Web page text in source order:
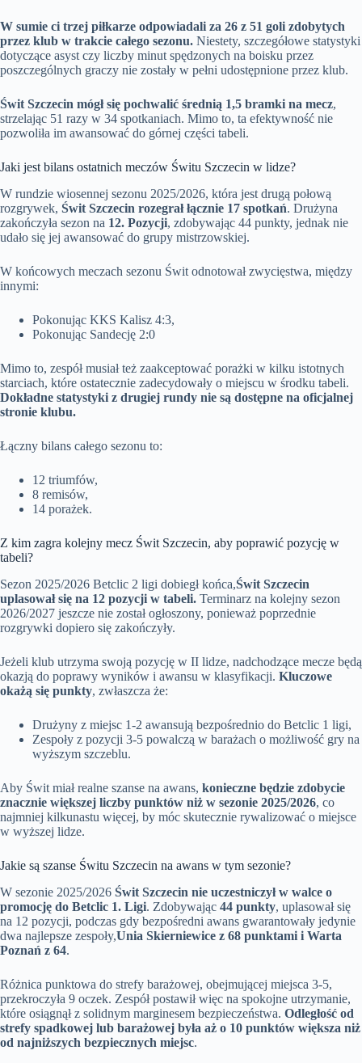
W sumie ci trzej piłkarze odpowiadali za 26 z 51 goli zdobytych
przez klub w trakcie całego sezonu. Niestety, szczegółowe statystyki
dotyczące asyst czy liczby minut spędzonych na boisku przez
poszczególnych graczy nie zostały w pełni udostępnione przez klub.
Świt Szczecin mógł się pochwalić średnią 1,5 bramki na mecz,
strzelając 51 razy w 34 spotkaniach. Mimo to, ta efektywność nie
pozwoliła im awansować do górnej części tabeli.
Jaki jest bilans ostatnich meczów Świtu Szczecin w lidze?
W rundzie wiosennej sezonu 2025/2026, która jest drugą połową
rozgrywek, Świt Szczecin rozegrał łącznie 17 spotkań. Drużyna
zakończyła sezon na 12. Pozycji, zdobywając 44 punkty, jednak nie
udało się jej awansować do grupy mistrzowskiej.
W końcowych meczach sezonu Świt odnotował zwycięstwa, między
innymi:
Pokonując KKS Kalisz 4:3,
Pokonując Sandecję 2:0
Mimo to, zespół musiał też zaakceptować porażki w kilku istotnych
starciach, które ostatecznie zadecydowały o miejscu w środku tabeli.
Dokładne statystyki z drugiej rundy nie są dostępne na oficjalnej
stronie klubu.
Łączny bilans całego sezonu to:
12 triumfów,
8 remisów,
14 porażek.
Z kim zagra kolejny mecz Świt Szczecin, aby poprawić pozycję w
tabeli?
Sezon 2025/2026 Betclic 2 ligi dobiegł końca,Świt Szczecin
uplasował się na 12 pozycji w tabeli. Terminarz na kolejny sezon
2026/2027 jeszcze nie został ogłoszony, ponieważ poprzednie
rozgrywki dopiero się zakończyły.
Jeżeli klub utrzyma swoją pozycję w II lidze, nadchodzące mecze będą
okazją do poprawy wyników i awansu w klasyfikacji. Kluczowe
okażą się punkty, zwłaszcza że:
Drużyny z miejsc 1-2 awansują bezpośrednio do Betclic 1 ligi,
Zespoły z pozycji 3-5 powalczą w barażach o możliwość gry na
wyższym szczeblu.
Aby Świt miał realne szanse na awans, konieczne będzie zdobycie
znacznie większej liczby punktów niż w sezonie 2025/2026, co
najmniej kilkunastu więcej, by móc skutecznie rywalizować o miejsce
w wyższej lidze.
Jakie są szanse Świtu Szczecin na awans w tym sezonie?
W sezonie 2025/2026 Świt Szczecin nie uczestniczył w walce o
promocję do Betclic 1. Ligi. Zdobywając 44 punkty, uplasował się
na 12 pozycji, podczas gdy bezpośredni awans gwarantowały jedynie
dwa najlepsze zespoły,Unia Skierniewice z 68 punktami i Warta
Poznań z 64.
Różnica punktowa do strefy barażowej, obejmującej miejsca 3-5,
przekroczyła 9 oczek. Zespół postawił więc na spokojne utrzymanie,
które osiągnął z solidnym marginesem bezpieczeństwa. Odległość od
strefy spadkowej lub barażowej była aż o 10 punktów większa niż
od najniższych bezpiecznych miejsc.